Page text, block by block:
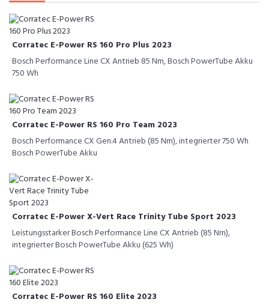
Corratec E-Power RS 160 Pro Plus 2023
Bosch Performance Line CX Antrieb 85 Nm, Bosch PowerTube Akku
750 Wh
Corratec E-Power RS 160 Pro Team 2023
Bosch Performance CX Gen.4 Antrieb (85 Nm), integrierter 750 Wh
Bosch PowerTube Akku
Corratec E-Power X-Vert Race Trinity Tube Sport 2023
Leistungsstarker Bosch Performance Line CX Antrieb (85 Nm),
integrierter Bosch PowerTube Akku (625 Wh)
Corratec E-Power RS 160 Elite 2023